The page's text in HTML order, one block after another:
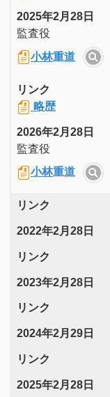
2025年2月28日
監査役
小林重道
リンク
略歴
2026年2月28日
監査役
小林重道
リンク
2022年2月28日
リンク
2023年2月28日
リンク
2024年2月29日
リンク
2025年2月28日